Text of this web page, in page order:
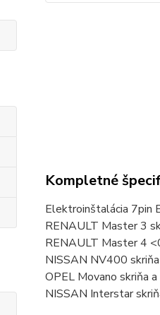
Kompletné
Elektroinštalácia 7pin
RENAULT Master 3
RENAULT Master 4
NISSAN NV400
OPEL Movano skriňa
NISSAN Interstar